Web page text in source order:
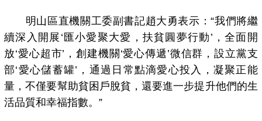
明山區直機關工委副書記趙大勇表示：“我們將繼
續深入開展‘匯小愛聚大愛，扶貧圓夢行動’，全面開
放‘愛心超市’，創建機關‘愛心傳遞’微信群，設立黨支
部‘愛心儲蓄罐’，通過日常點滴愛心投入，凝聚正能
量，不僅要幫助貧困戶脫貧，還要進一步提升他們的生
活品質和幸福指數。”